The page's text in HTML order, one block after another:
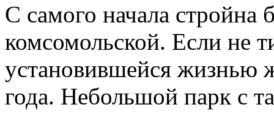
С самого начала стройна
комсомольской. Если не
установившейся жизнью
года. Небольшой парк с